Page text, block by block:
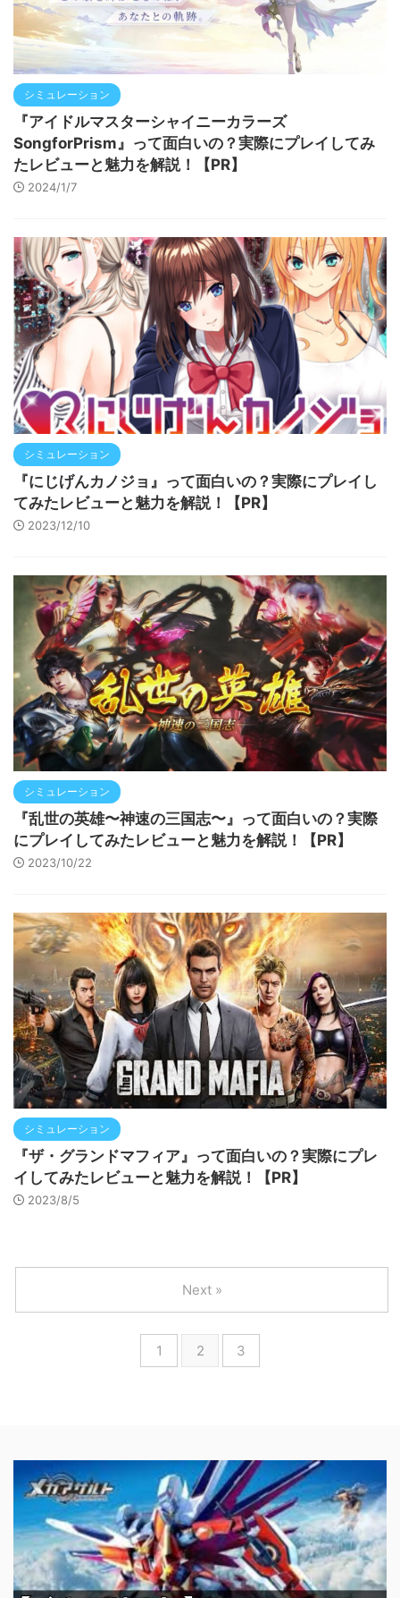
シミュレーション
『アイドルマスターシャイニーカラーズ
SongforPrism』って面白いの？実際にプレイしてみ
たレビューと魅力を解説！【PR】
2024/1/7
シミュレーション
『にじげんカノジョ』って面白いの？実際にプレイし
てみたレビューと魅力を解説！【PR】
2023/12/10
シミュレーション
『乱世の英雄〜神速の三国志〜』って面白いの？実際
にプレイしてみたレビューと魅力を解説！【PR】
2023/10/22
シミュレーション
『ザ・グランドマフィア』って面白いの？実際にプレ
イしてみたレビューと魅力を解説！【PR】
2023/8/5
1 2 3
Next »